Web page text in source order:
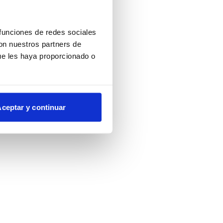
de redes sociales
nuestros partners de
les haya proporcionado o
y continuar
information).